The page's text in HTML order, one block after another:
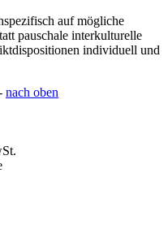
auf mögliche
pauschale interkulturelle
individuell und
nach oben